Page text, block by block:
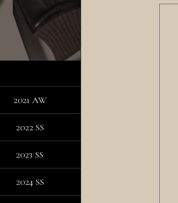
2021 AW
2022 SS
2023 SS
2024 SS